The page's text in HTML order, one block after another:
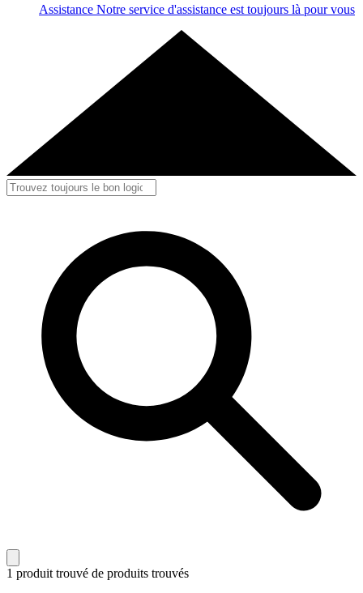
Assistance Notre service d'assistance est toujours là pour vous
1 produit trouvé de produits trouvés